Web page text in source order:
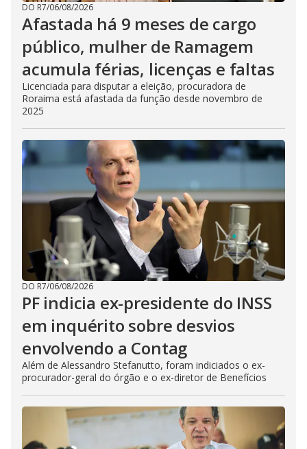
DO R7/06/08/2026
Afastada há 9 meses de cargo
público, mulher de Ramagem
acumula férias, licenças e faltas
Licenciada para disputar a eleição, procuradora de
Roraima está afastada da função desde novembro de
2025
DO R7/06/08/2026
PF indicia ex-presidente do INSS
em inquérito sobre desvios
envolvendo a Contag
Além de Alessandro Stefanutto, foram indiciados o ex-
procurador-geral do órgão e o ex-diretor de Benefícios